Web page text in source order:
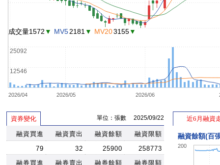
2026/04 2026/05 2026/06
12546
25092
成交量1572 ▼ MV52181 ▼ MV203155▼
資券變化 單位：張數 2025/09/22
融資買進 融資賣出 融資餘額
融資限額
79
32 25900
258773
融券買進
融券賣出 融券餘額
融券限額
近6月融資
融資餘額(百
200